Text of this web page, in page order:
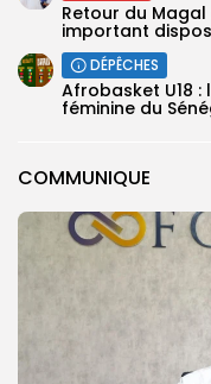
COMMUNIQUE
Retour du Magal
important
DÉPÊCHES
‎Afrobasket U18
féminine du